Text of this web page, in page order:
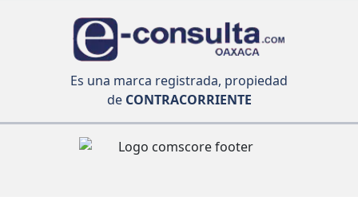
Es una marca registrada, propiedad
deCONTRACORRIENTE